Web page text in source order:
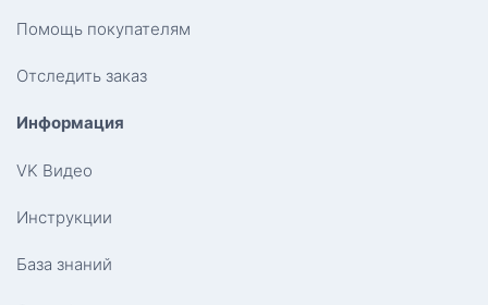
Помощь покупателям
Отследить заказ
Информация
VK Видео
Инструкции
База знаний